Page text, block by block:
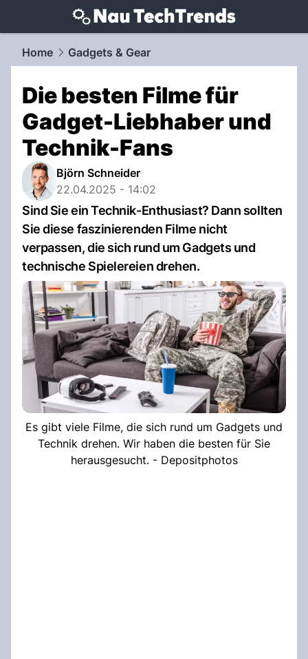
techtrends.NAU.ch
Home Gadgets & Gear
Die besten Filme für
Gadget-Liebhaber und
Technik-Fans
Björn Schneider
22.04.2025 - 14:02
Sind Sie ein Technik-Enthusiast? Dann sollten
Sie diese faszinierenden Filme nicht
verpassen, die sich rund um Gadgets und
technische Spielereien drehen.
Es gibt viele Filme, die sich rund um Gadgets und
Technik drehen. Wir haben die besten für Sie
herausgesucht. - Depositphotos